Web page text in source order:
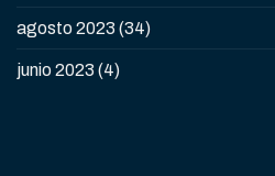
agosto 2023 (34)
junio 2023 (4)